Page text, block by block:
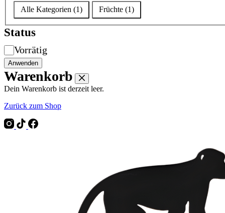
Kategorie
Alle Kategorien (1) Früchte (1)
Status
Verfügbarkeit
Vorrätig
Anwenden
Warenkorb
Dein Warenkorb ist derzeit leer.
Zurück zum Shop